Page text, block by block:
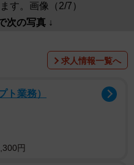
す。画像（2/7）
次の写真 ↓
求人情報一覧へ
ト業務）
円